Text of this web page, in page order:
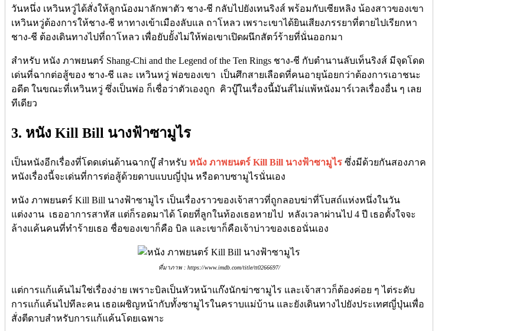
วันหนึ่ง เหวินหวู่ได้สั่งให้ลูกน้องมาลักพาตัว ชาง-ชี กลับไปยังเทนริงส์ พร้อมกับเซียหลิง น้องสาวของเขา
เหวินหวู่ต้องการให้ชาง-ชี หาทางเข้าเมืองลับแล ถาโหลว เพราะเขาได้ยินเสียงภรรยาที่ตายไปเรียกหา
ชาง-ชี ต้องเดินทางไปที่ถาโหลว เพื่อยับยั้งไม่ให้พ่อเขาเปิดผนึกสัตว์ร้ายที่นั่นออกมา
สำหรับ หนัง ภาพยนตร์ Shang-Chi and the Legend of the Ten Rings ชาง-ชี กับตำนานลับเท็นริงส์ มีจุดโดด
เด่นที่ฉากต่อสู้ของ ชาง-ชี และ เหวินหวู่ พ่อของเขา เป็นศึกสายเลือดที่คนอายุน้อยกว่าต้องการเอาชนะ
อดีต ในขณะที่เหวินหวู่ ซึ่งเป็นพ่อ ก็เชื่อว่าตัวเองถูก คิวบู๊ในเรื่องนี้มันส์ไม่แพ้หนังมาร์เวลเรื่องอื่น ๆ เลย
ทีเดียว
3. หนัง Kill Bill นางฟ้าซามูไร
เป็นหนังอีกเรื่องที่โดดเด่นด้านฉากบู๊ สำหรับ หนัง ภาพยนตร์ Kill Bill นางฟ้าซามูไร ซึ่งมีด้วยกันสองภาค
หนังเรื่องนี้จะเด่นที่การต่อสู้ด้วยดาบแบบญี่ปุ่น หรือดาบซามูไรนั่นเอง
หนัง ภาพยนตร์ Kill Bill นางฟ้าซามูไร เป็นเรื่องราวของเจ้าสาวที่ถูกลอบฆ่าที่โบสถ์แห่งหนึ่งในวัน
แต่งงาน เธออาการสาหัส แต่ก็รอดมาได้ โดยที่ลูกในท้องเธอหายไป หลังเวลาผ่านไป 4 ปี เธอตั้งใจจะ
ล้างแค้นคนที่ทำร้ายเธอ ชื่อของเขาก็คือ บิล และเขาก็คือเจ้าบ่าวของเธอนั่นเอง
ที่มาภาพ : https://www.imdb.com/title/tt0266697/
แต่การแก้แค้นไม่ใช่เรื่องง่าย เพราะบิลเป็นหัวหน้าแก๊งนักฆ่าซามูไร และเจ้าสาวก็ต้องค่อย ๆ ไต่ระดับ
การแก้แค้นไปทีละคน เธอเผชิญหน้ากับทั้งซามูไรในคราบแม่บ้าน และยังเดินทางไปยังประเทศญี่ปุ่นเพื่อ
สั่งตีดาบสำหรับการแก้แค้นโดยเฉพาะ